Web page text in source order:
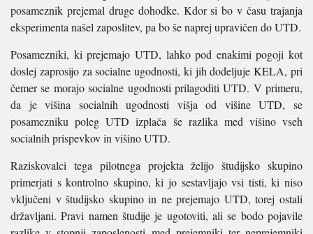
posameznik prejemal druge dohodke. Kdor si bo v času trajanja
eksperimenta našel zaposlitev, pa bo še naprej upravičen do UTD.
Posamezniki, ki prejemajo UTD, lahko pod enakimi pogoji kot
doslej zaprosijo za socialne ugodnosti, ki jih dodeljuje KELA, pri
čemer se morajo socialne ugodnosti prilagoditi UTD. V primeru,
da je višina socialnih ugodnosti višja od višine UTD, se
posamezniku poleg UTD izplača še razlika med višino vseh
socialnih prispevkov in višino UTD.
Raziskovalci tega pilotnega projekta želijo študijsko skupino
primerjati s kontrolno skupino, ki jo sestavljajo vsi tisti, ki niso
vključeni v študijsko skupino in ne prejemajo UTD, torej ostali
državljani. Pravi namen študije je ugotoviti, ali se bodo pojavile